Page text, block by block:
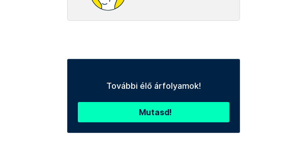
További élő árfolyamok!
Mutasd!